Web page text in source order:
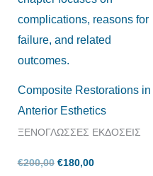
Composite Restorations in
Anterior Esthetics
ΞΕΝΟΓΛΩΣΣΕΣ ΕΚΔΟΣΕΙΣ
€200,00 €180,00